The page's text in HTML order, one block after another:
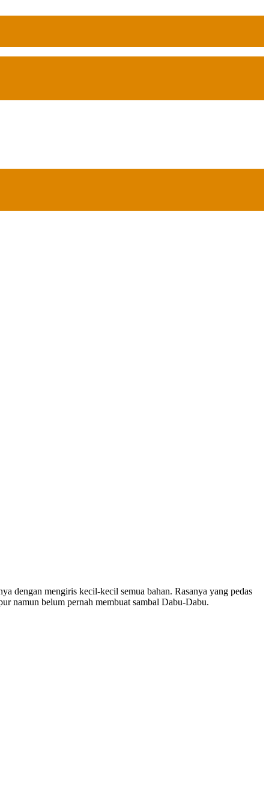
dengan mengiris kecil-kecil semua bahan. Rasanya yang pedas
namun belum pernah membuat sambal Dabu-Dabu.